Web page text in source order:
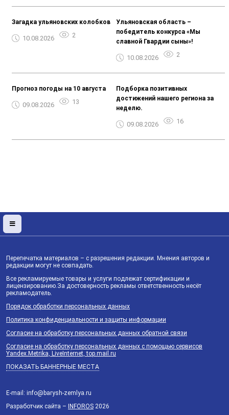
Загадка ульяновских колобков
10.08.2026 2
Ульяновская область –
победитель конкурса «Мы
славной Гвардии сыны»!
10.08.2026 2
Прогноз погоды на 10 августа
09.08.2026 13
Подборка позитивных
достижений нашего региона за
неделю.
09.08.2026 16
Перепечатка материалов – с разрешения редакции. Мнения авторов и
редакции могут не совпадать.
Все рекламируемые товары и услуги подлежат сертификации и
лицензированию.За достоверность рекламы ответственность несёт
рекламодатель.
Порядок обработки персональных данных
Политика конфиденциальности и защиты информации
Согласие на обработку персональных данных обратной связи
Согласие на обработку персональных данных с помощью сервисов
Yandex.Metrika, LiveInternet, top.mail.ru
ПОКАЗАТЬ БАННЕРНЫЕ МЕСТА
E-mail: info@barysh-zemlya.ru
Разработчик сайта – INFOROS 2026